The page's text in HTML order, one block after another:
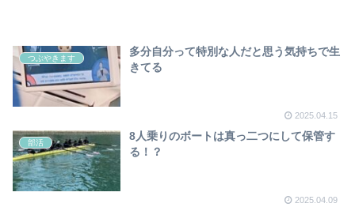
つぶやきます
多分自分って特別な人だと思う気持ちで生
きてる
2025.04.15
部活
8人乗りのボートは真っ二つにして保管す
る！？
2025.04.09